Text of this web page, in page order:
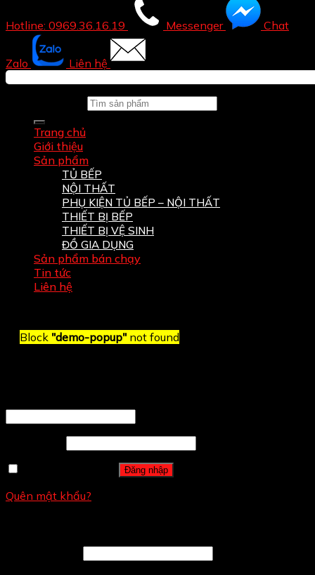
Hotline: 0969.36.16.19 Messenger Chat
Zalo Liên hệ
Trang chủ
Giới thiệu
Sản phẩm
TỦ BẾP
NỘI THẤT
PHỤ KIỆN TỦ BẾP – NỘI THẤT
THIẾT BỊ BẾP
THIẾT BỊ VỆ SINH
ĐỒ GIA DỤNG
Sản phẩm bán chạy
Tin tức
Liên hệ
Block "demo-popup"not found
Đăng nhập
Quên mật khẩu?